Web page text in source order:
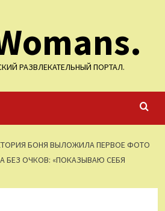
РАЗВЛЕКАТЕЛЬНЫЙ ПОРТАЛ.
БОНЯ ВЫЛОЖИЛА ПЕРВОЕ ФОТО
БЕЗ ОЧКОВ: «ПОКАЗЫВАЮ СЕБЯ